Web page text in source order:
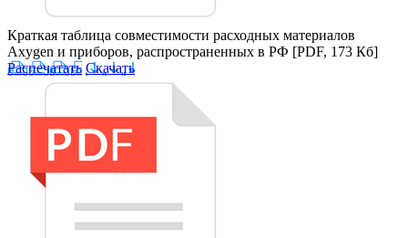
Краткая таблица совместимости расходных материалов
Axygen и приборов, распространенных в РФ [PDF, 173 Кб]
Распечатать Скачать